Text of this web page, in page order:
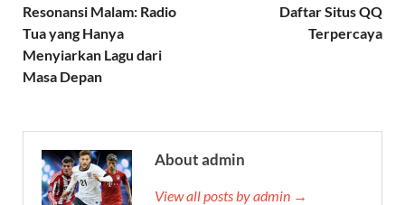
Resonansi Malam: Radio
Tua yang Hanya
Menyiarkan Lagu dari
Masa Depan
Daftar Situs QQ
Terpercaya
About admin
View all posts by admin →